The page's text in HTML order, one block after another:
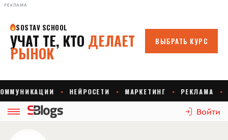
РЕКЛАМА
Войти